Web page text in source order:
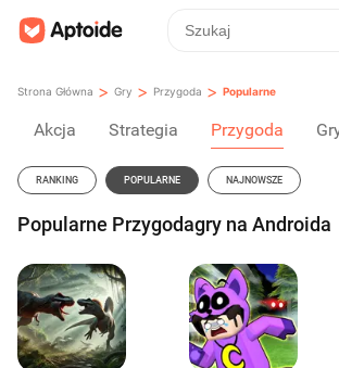
Strona Główna > Gry > Przygoda > Popularne
Akcja Strategia Przygoda
RANKING POPULARNE NAJNOWSZE
Popularne Przygodagry na Androida